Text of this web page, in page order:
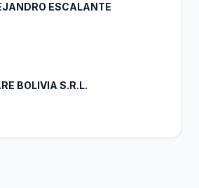
ESCALANTE
BOLIVIA S.R.L.